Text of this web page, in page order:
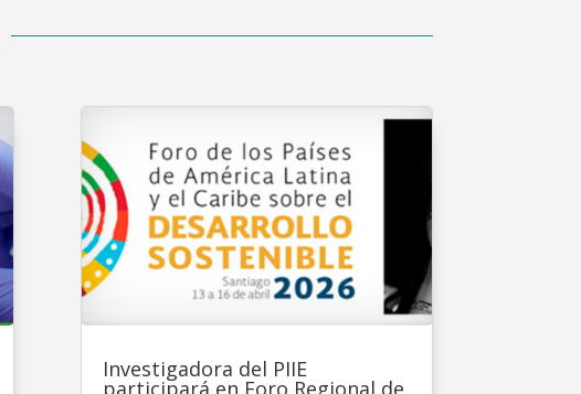
Investigadora del PIIE
participará en Foro Regional de